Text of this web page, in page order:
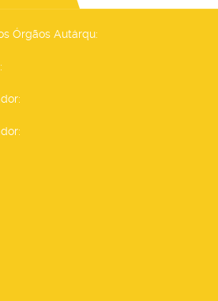
Órgãos Autárqu:
:
:
: